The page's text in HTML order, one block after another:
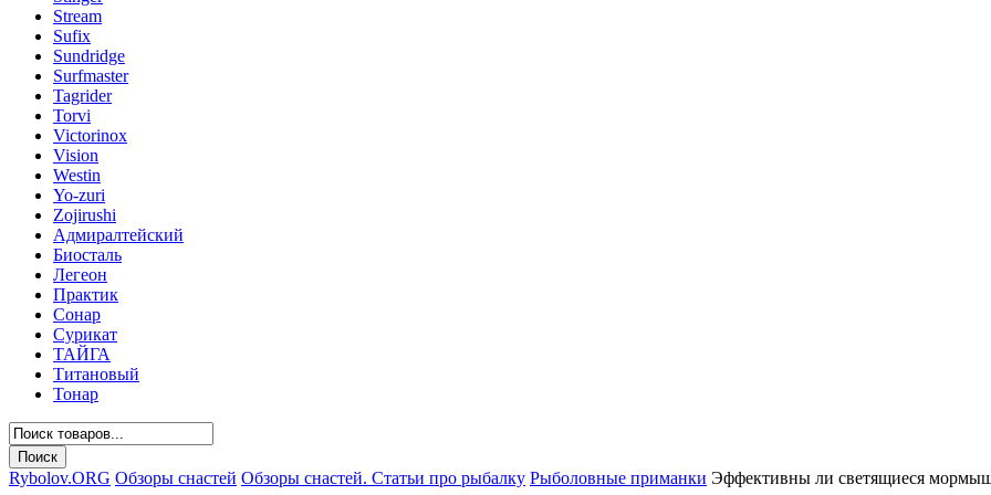
Stream
Sufix
Sundridge
Surfmaster
Tagrider
Torvi
Victorinox
Vision
Westin
Yo-zuri
Zojirushi
Адмиралтейский
Биосталь
Легеон
Практик
Сонар
Сурикат
ТАЙГА
Титановый
Тонар
Rybolov.ORG Обзоры снастей Обзоры снастей. Статьи про рыбалку Рыболовные приманки Эффективны ли светящиеся